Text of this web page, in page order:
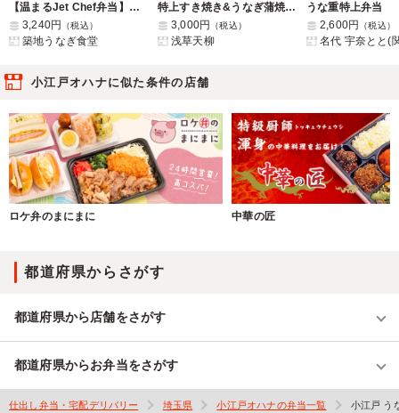
【温まるJet Chef弁当】築地の最高級うな重 極
3,240円
（税込）
築地うなぎ食堂
特上すき焼き&うなぎ蒲焼弁当
3,000円
（税込）
浅草天柳
うな重特上弁当
2,600円
（税込）
名代 宇奈とと(
小江戸オハナに似た条件の店舗
ロケ弁のまにまに 中華の匠
都道府県からさがす
都道府県から店舗をさがす
都道府県からお弁当をさがす
仕出し弁当・宅配デリバリー 埼玉県 小江戸オハナの弁当一覧 小江戸 う